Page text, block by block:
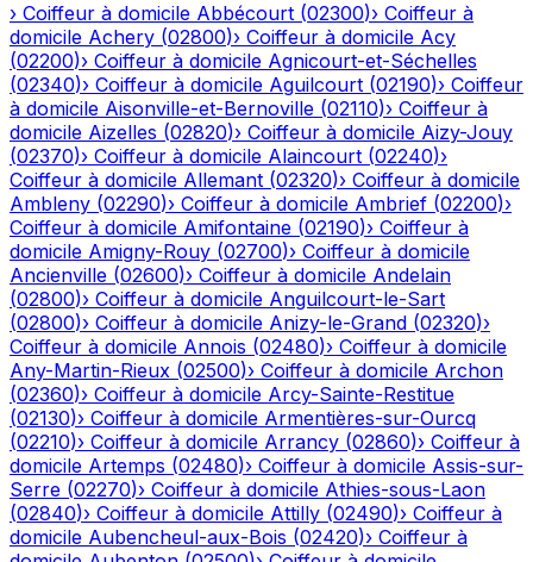
› Coiffeur à domicile Abbécourt (02300)› Coiffeur à
domicile Achery (02800)› Coiffeur à domicile Acy
(02200)› Coiffeur à domicile Agnicourt-et-Séchelles
(02340)› Coiffeur à domicile Aguilcourt (02190)› Coiffeur
à domicile Aisonville-et-Bernoville (02110)› Coiffeur à
domicile Aizelles (02820)› Coiffeur à domicile Aizy-Jouy
(02370)› Coiffeur à domicile Alaincourt (02240)›
Coiffeur à domicile Allemant (02320)› Coiffeur à domicile
Ambleny (02290)› Coiffeur à domicile Ambrief (02200)›
Coiffeur à domicile Amifontaine (02190)› Coiffeur à
domicile Amigny-Rouy (02700)› Coiffeur à domicile
Ancienville (02600)› Coiffeur à domicile Andelain
(02800)› Coiffeur à domicile Anguilcourt-le-Sart
(02800)› Coiffeur à domicile Anizy-le-Grand (02320)›
Coiffeur à domicile Annois (02480)› Coiffeur à domicile
Any-Martin-Rieux (02500)› Coiffeur à domicile Archon
(02360)› Coiffeur à domicile Arcy-Sainte-Restitue
(02130)› Coiffeur à domicile Armentières-sur-Ourcq
(02210)› Coiffeur à domicile Arrancy (02860)› Coiffeur à
domicile Artemps (02480)› Coiffeur à domicile Assis-sur-
Serre (02270)› Coiffeur à domicile Athies-sous-Laon
(02840)› Coiffeur à domicile Attilly (02490)› Coiffeur à
domicile Aubencheul-aux-Bois (02420)› Coiffeur à